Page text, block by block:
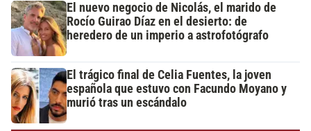
El nuevo negocio de Nicolás, el marido de
Rocío Guirao Díaz en el desierto: de
heredero de un imperio a astrofotógrafo
El trágico final de Celia Fuentes, la joven
española que estuvo con Facundo Moyano y
murió tras un escándalo